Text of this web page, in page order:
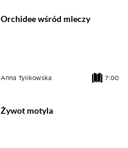
Orchidee wśród mleczy
Anna Tylikowska 7:00
Żywot motyla